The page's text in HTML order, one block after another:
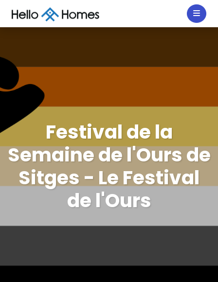
Festival de la
Semaine de l'Ours de
Sitges - Le Festival
de l'Ours